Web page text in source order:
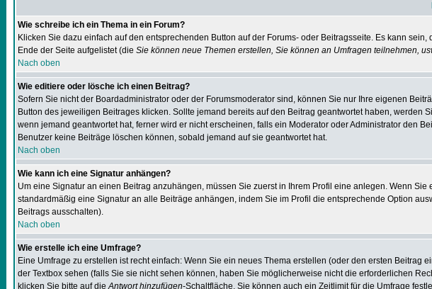
Wie schreibe ich ein Thema in ein Forum?
Klicken Sie dazu einfach auf den entsprechenden Button auf der Forums- oder Beitragsseite. Es kann
Ende der Seite aufgelistet (die Sie können neue Themen erstellen, Sie können an Umfragen teilnehmen,
Nach oben
Wie editiere oder lösche ich einen Beitrag?
Sofern Sie nicht der Boardadministrator oder der Forumsmoderator sind, können Sie nur Ihre eigenen
Button des jeweiligen Beitrages klicken. Sollte jemand bereits auf den Beitrag geantwortet haben,
wenn jemand geantwortet hat, ferner wird er nicht erscheinen, falls ein Moderator oder Administrator den
Benutzer keine Beiträge löschen können, sobald jemand auf sie geantwortet hat.
Nach oben
Wie kann ich eine Signatur anhängen?
Um eine Signatur an einen Beitrag anzuhängen, müssen Sie zuerst in Ihrem Profil eine anlegen. Wenn
standardmäßig eine Signatur an alle Beiträge anhängen, indem Sie im Profil die entsprechende Option
Beitrags ausschalten).
Nach oben
Wie erstelle ich eine Umfrage?
Eine Umfrage zu erstellen ist recht einfach: Wenn Sie ein neues Thema erstellen (oder den ersten
der Textbox sehen (falls Sie sie nicht sehen können, haben Sie möglicherweise nicht die erforderlichen
klicken Sie bitte auf dieAntwort hinzufügen-Schaltfläche. Sie können auch ein Zeitlimit für die Umfrage